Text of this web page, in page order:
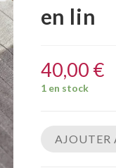
en lin
40,00 €
1 en stock
AJOUTER